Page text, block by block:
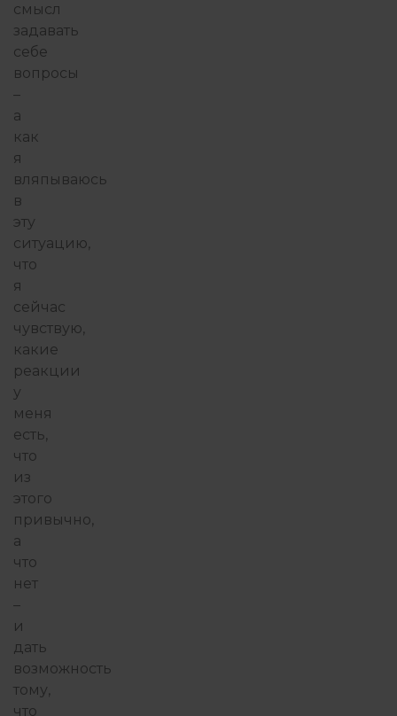
смысл
задавать
себе
вопросы
–
а
как
я
вляпываюсь
в
эту
ситуацию,
что
я
сейчас
чувствую,
какие
реакции
у
меня
есть,
что
из
этого
привычно,
а
что
нет
–
и
дать
возможность
тому,
что